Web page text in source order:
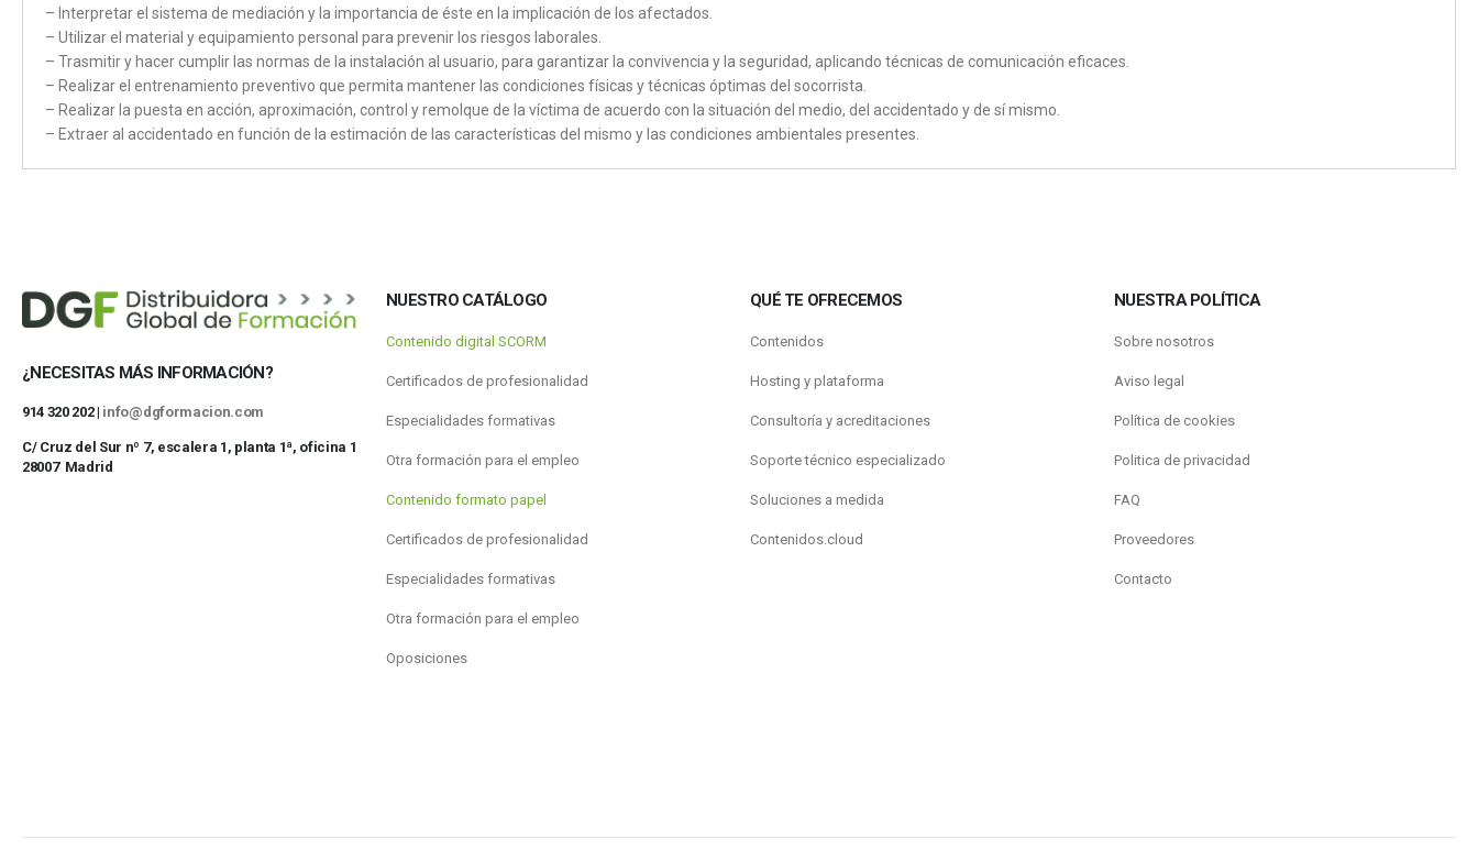
– Interpretar el sistema de mediación y la importancia de éste en la implicación de los afectados.
– Utilizar el material y equipamiento personal para prevenir los riesgos laborales.
– Trasmitir y hacer cumplir las normas de la instalación al usuario, para garantizar la convivencia y la seguridad, aplicando técnicas de comunicación eficaces.
– Realizar el entrenamiento preventivo que permita mantener las condiciones físicas y técnicas óptimas del socorrista.
– Realizar la puesta en acción, aproximación, control y remolque de la víctima de acuerdo con la situación del medio, del accidentado y de sí mismo.
– Extraer al accidentado en función de la estimación de las características del mismo y las condiciones ambientales presentes.
¿NECESITAS MÁS INFORMACIÓN?
914 320 202 | info@dgformacion.com
C/ Cruz del Sur nº 7, escalera 1, planta 1ª, oficina 1
28007 Madrid
NUESTRO CATÁLOGO
Contenido digital SCORM
Certificados de profesionalidad
Especialidades formativas
Otra formación para el empleo
Contenido formato papel
Certificados de profesionalidad
Especialidades formativas
Otra formación para el empleo
Oposiciones
QUÉ TE OFRECEMOS
Contenidos
Hosting y plataforma
Consultoría y acreditaciones
Soporte técnico especializado
Soluciones a medida
Contenidos.cloud
NUESTRA POLÍTICA
Sobre nosotros
Aviso legal
Política de cookies
Politica de privacidad
FAQ
Proveedores
Contacto